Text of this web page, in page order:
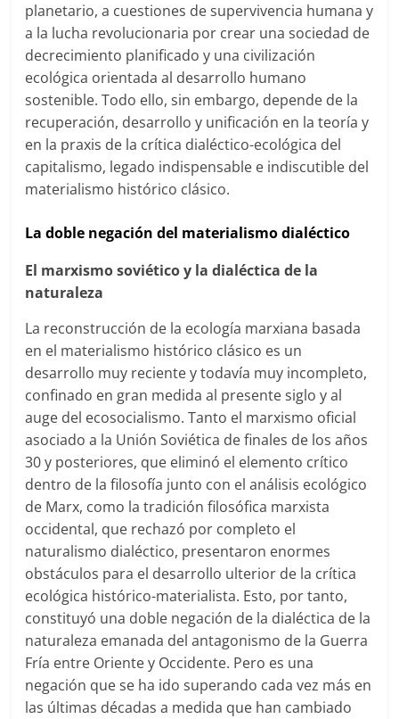
planetario, a cuestiones de supervivencia humana y
a la lucha revolucionaria por crear una sociedad de
decrecimiento planificado y una civilización
ecológica orientada al desarrollo humano
sostenible. Todo ello, sin embargo, depende de la
recuperación, desarrollo y unificación en la teoría y
en la praxis de la crítica dialéctico-ecológica del
capitalismo, legado indispensable e indiscutible del
materialismo histórico clásico.
La doble negación del materialismo dialéctico
El marxismo soviético y la dialéctica de la
naturaleza
La reconstrucción de la ecología marxiana basada
en el materialismo histórico clásico es un
desarrollo muy reciente y todavía muy incompleto,
confinado en gran medida al presente siglo y al
auge del ecosocialismo. Tanto el marxismo oficial
asociado a la Unión Soviética de finales de los años
30 y posteriores, que eliminó el elemento crítico
dentro de la filosofía junto con el análisis ecológico
de Marx, como la tradición filosófica marxista
occidental, que rechazó por completo el
naturalismo dialéctico, presentaron enormes
obstáculos para el desarrollo ulterior de la crítica
ecológica histórico-materialista. Esto, por tanto,
constituyó una doble negación de la dialéctica de la
naturaleza emanada del antagonismo de la Guerra
Fría entre Oriente y Occidente. Pero es una
negación que se ha ido superando cada vez más en
las últimas décadas a medida que han cambiado